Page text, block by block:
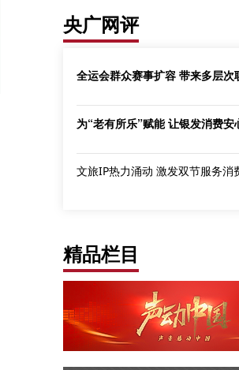
央广网评
全运会群众赛事扩容 带来多层次
为“老有所乐”赋能 让银发消费安
文旅IP热力涌动 激发双节服务消
精品栏目